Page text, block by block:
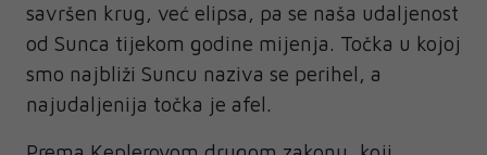
savršen krug, već elipsa, pa se naša udaljenost
od Sunca tijekom godine mijenja. Točka u kojoj
smo najbliži Suncu naziva se perihel, a
najudaljenija točka je afel.